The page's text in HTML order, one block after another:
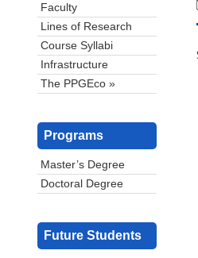
Faculty
Lines of Research
Course Syllabi
Infrastructure
The PPGEco »
Programs
Master’s Degree
Doctoral Degree
Future Students